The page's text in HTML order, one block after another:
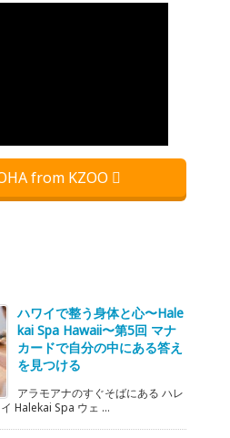
from KZOO
ハワイで整う身体と心〜Hale
kai Spa Hawaii〜第5回 マナ
カードで自分の中にある答え
を見つける
アラモアナのすぐそばにある ハレ
Halekai Spa ウェ ...